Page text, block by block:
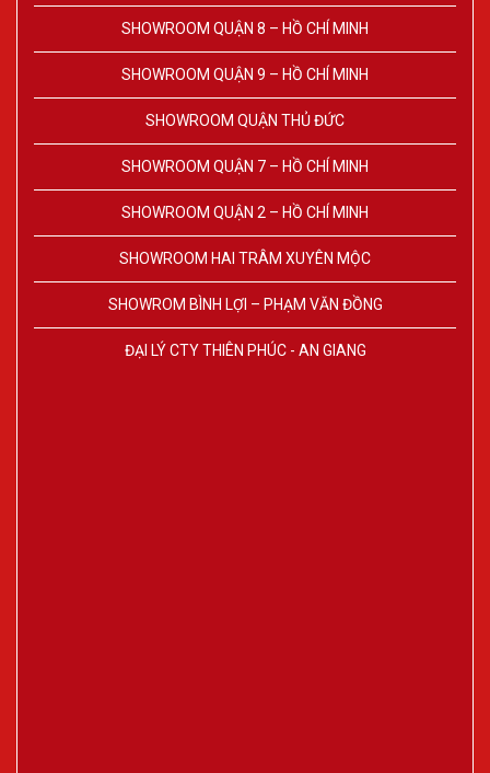
SHOWROOM QUẬN 8 – HỒ CHÍ MINH
SHOWROOM QUẬN 9 – HỒ CHÍ MINH
SHOWROOM QUẬN THỦ ĐỨC
SHOWROOM QUẬN 7 – HỒ CHÍ MINH
SHOWROOM QUẬN 2 – HỒ CHÍ MINH
SHOWROOM HAI TRÂM XUYÊN MỘC
SHOWROM BÌNH LỢI – PHẠM VĂN ĐỒNG
ĐẠI LÝ CTY THIÊN PHÚC - AN GIANG